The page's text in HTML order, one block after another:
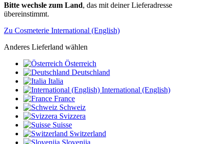
Bitte wechsle zum Land, das mit deiner Lieferadresse
übereinstimmt.
Zu Cosmeterie International (English)
Anderes Lieferland wählen
Österreich
Deutschland
Italia
International (English)
France
Schweiz
Svizzera
Suisse
Switzerland
Slovenija